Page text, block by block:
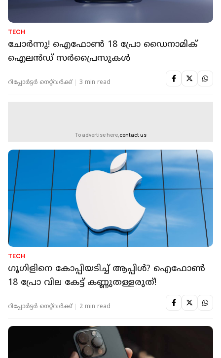
TECH
ചോർന്നു! ഐഫോൺ 18 പ്രോ ഡൈനാമിക്
ഐലൻഡ് സർപ്രൈസുകൾ
റിപ്പോർട്ടർ നെറ്റ്‌വര്‍ക്ക്‌ 3 min read
To advertise here, contact us
TECH
ഗൂഗിളിനെ കോപ്പിയടിച്ച് ആപ്പിള്‍? ഐഫോണ്‍
18 പ്രോ വില കേട്ട് കണ്ണുതള്ളരുത്!
റിപ്പോർട്ടർ നെറ്റ്‌വര്‍ക്ക്‌ 2 min read